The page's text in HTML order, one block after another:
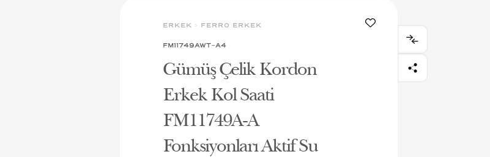
ERKEK > FERRO ERKEK
FM11749AWT-A4
Gümüş Çelik Kordon
Erkek Kol Saati
FM11749A-A
Fonksiyonları Aktif Su